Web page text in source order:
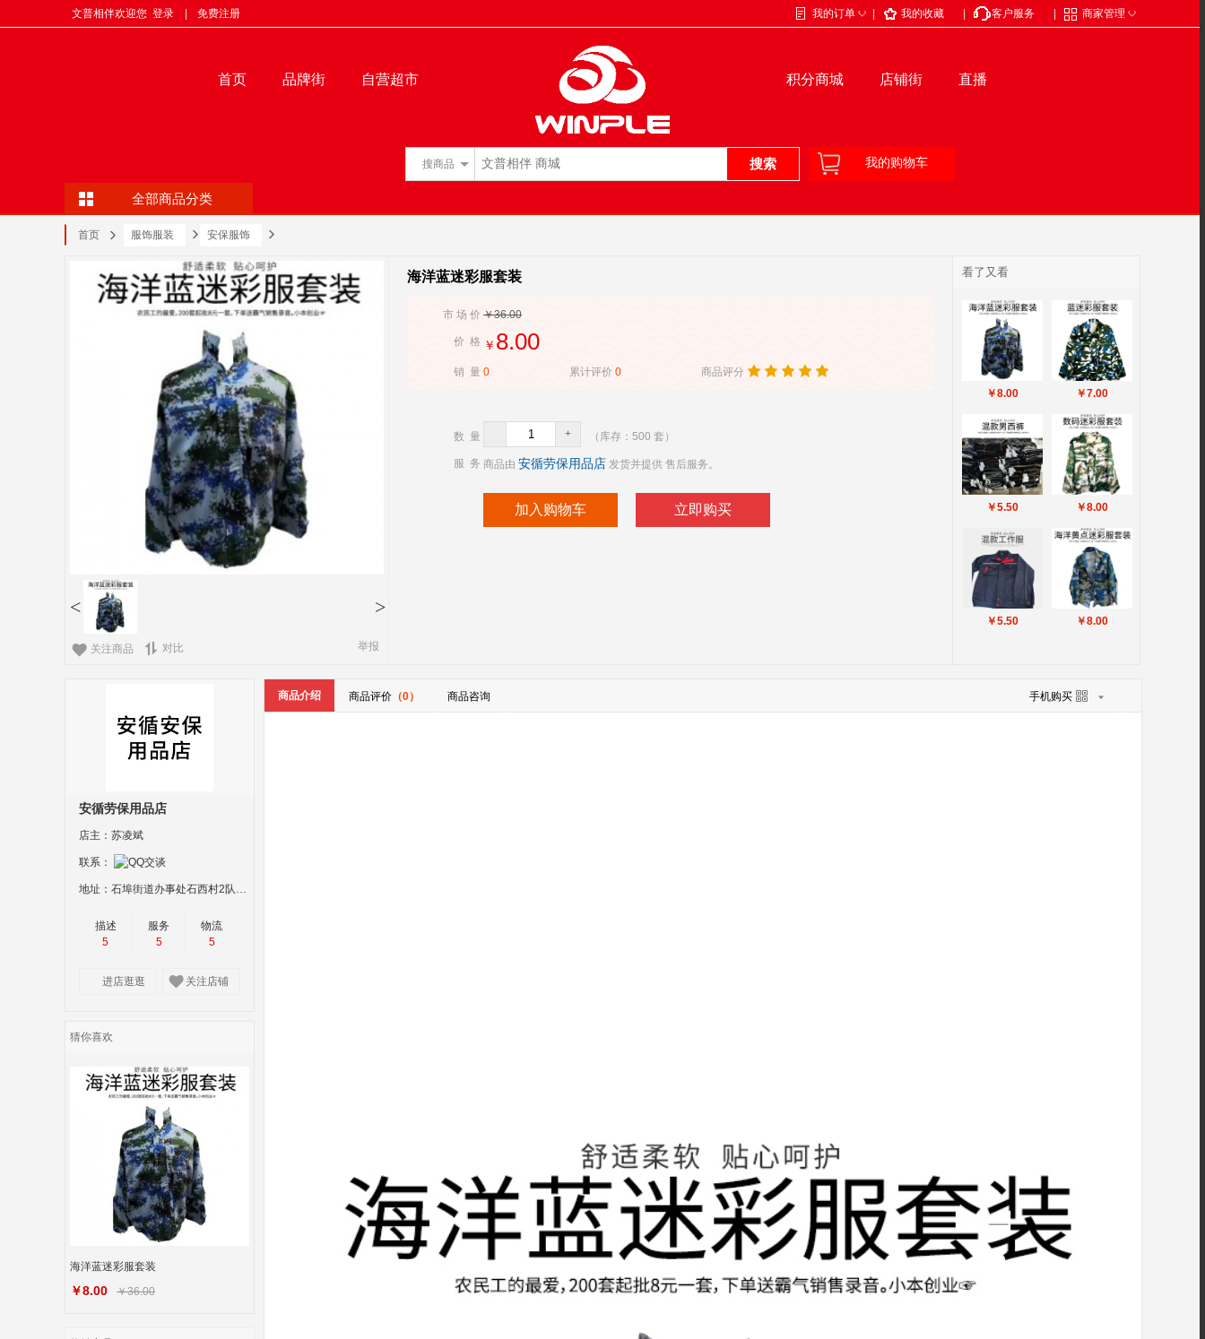
文普相伴欢迎您 登录 免费注册 我的订单 ◇ 我的收藏 客户服务 商家管理 ◇
首页 品牌街 自营超市 积分商城 店铺街 直播
搜商品 搜索 我的购物车
全部商品分类
首页 服饰服装 安保服饰
< >
关注商品 对比 举报
海洋蓝迷彩服套装
市 场 价 ￥36.00
价 格 ￥ 8.00
销 量 0 累计评价 0 商品评分
数 量 + （库存： 500 套）
服 务 商品由 安循劳保用品店 发货并提供 售后服务。
加入购物车 立即购买
看了又看
￥8.00 ￥7.00
￥5.50 ￥8.00
￥5.50 ￥8.00
安循劳保用品店
店主：苏凌斌
联系：
地址：石埠街道办事处石西村2队70号一楼1号铺
描述
5
服务
5
物流
5
进店逛逛 关注店铺
猜你喜欢
海洋蓝迷彩服套装
￥8.00 ￥36.00
商品介绍 商品评价 （0） 商品咨询 手机购买